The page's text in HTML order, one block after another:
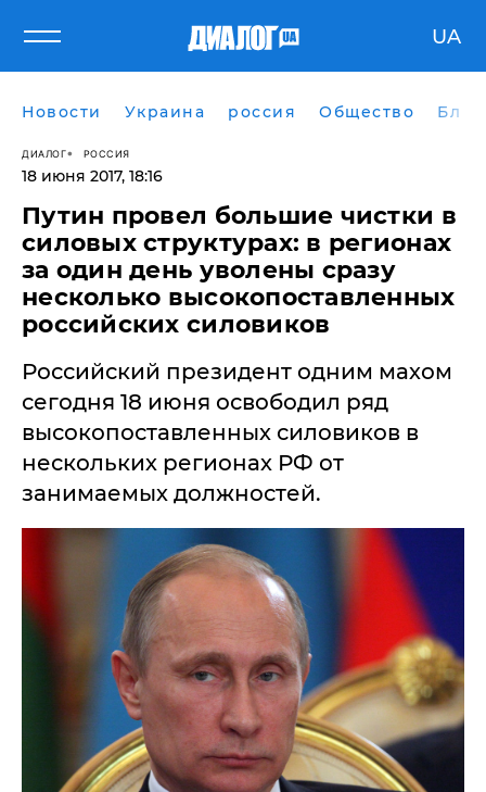
UA
Новости Украина россия Общество
ДИАЛОГ РОССИЯ
18 июня 2017, 18:16
Путин провел большие чистки в
силовых структурах: в регионах
за один день уволены сразу
несколько высокопоставленных
российских силовиков
Российский президент одним махом
сегодня 18 июня освободил ряд
высокопоставленных силовиков в
нескольких регионах РФ от
занимаемых должностей.